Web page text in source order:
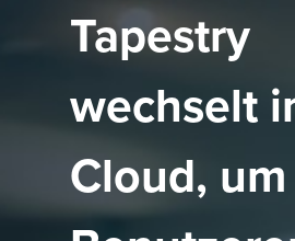
Tapestry
wechselt
Cloud,